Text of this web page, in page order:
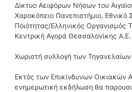
Δίκτυο Αειφόρων Νήσων του
Χαροκόπειο Πανεπιστήμιο,
Ποιότητας/Ελληνικός Οργανισμός
Κεντρική Αγορά Θεσσαλονίκης
Χωριστή συλλογή των Τηγανελαίων
Εκτός των Επικίνδυνων Οικιακών
ενημερωτική εκδήλωση θα